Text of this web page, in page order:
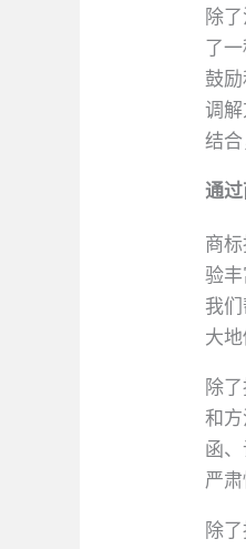
除
了
鼓
调
结
通
商
验
我
大
除
和
函
严
除